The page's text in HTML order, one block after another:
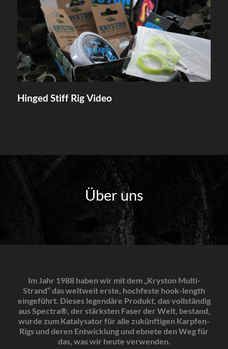
Hinged Stiff Rig Video
Über uns
Im Jahr 1988 haben wir mit dem „Kryston Multi-
Strand“ das weltweit erste, hochfeste hook-length
eingeführt. Dieses legendäre Produkt, das vollständig
aus Spectra®, der stärksten Faser der Welt, bestand,
wurde zum Katalysator für alle zukünftigen Karpfen-
Rigs und deren Entwicklung und ebnete den Weg für
das, was wir heute verwenden.